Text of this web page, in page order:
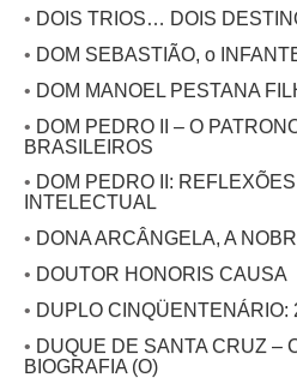
• DOIS TRIOS… DOIS
• DOM SEBASTIÃO, o
• DOM MANOEL PESTANA
• DOM PEDRO II – O
BRASILEIROS
• DOM PEDRO II:
INTELECTUAL
• DONA ARCÂNGELA, A
• DOUTOR HONORIS CAUSA
• DUPLO CINQÜENTENÁRIO:
• DUQUE DE SANTA CRUZ –
BIOGRAFIA (O)